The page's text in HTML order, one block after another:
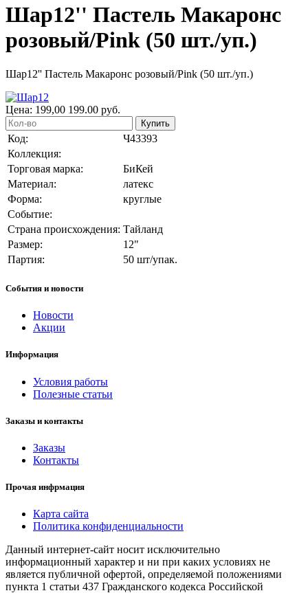
Шар12'' Пастель Макаронс
розовый/Pink (50 шт./уп.)
Шар12'' Пастель Макаронс розовый/Pink (50 шт./уп.)
Цена: 199,00 199.00 руб.
Купить
Код:
Ч43393
Коллекция:
Торговая марка:
БиКей
Материал:
латекс
Форма:
круглые
Событие:
Страна происхождения: Тайланд
Размер:
12"
Партия:
50 шт/упак.
События и новости
Новости
Акции
Информация
Условия работы
Полезные статьи
Заказы и контакты
Заказы
Контакты
Прочая инфрмация
Карта сайта
Политика конфиденциальности
Данный интернет-сайт носит исключительно
информационный характер и ни при каких условиях не
является публичной офертой, определяемой положениями
пункта 1 статьи 437 Гражданского кодекса Российской